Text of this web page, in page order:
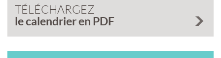
TÉLÉCHARGEZ
le calendrier en PDF